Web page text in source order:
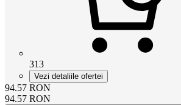
313
Vezi detaliile ofertei
94.57 RON
94.57 RON